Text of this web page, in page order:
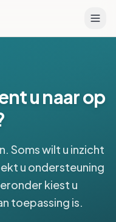
u naar op
Soms wilt u inzicht
u ondersteuning
kiest u
toepassing is.